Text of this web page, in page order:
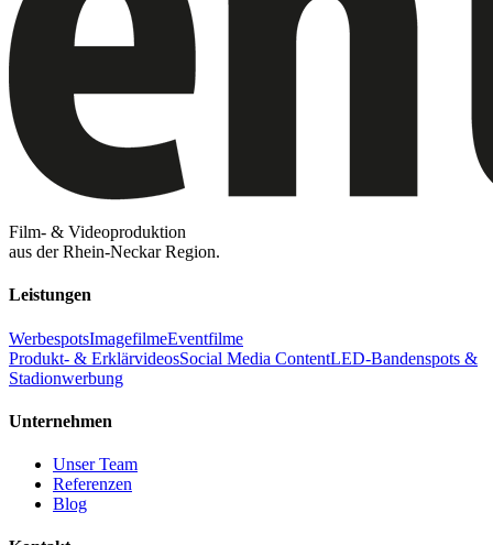
Film- & Videoproduktion
aus der Rhein-Neckar Region.
Leistungen
WerbespotsImagefilmeEventfilme
Produkt- & ErklärvideosSocial Media ContentLED-Bandenspots &
Stadionwerbung
Unternehmen
Unser Team
Referenzen
Blog